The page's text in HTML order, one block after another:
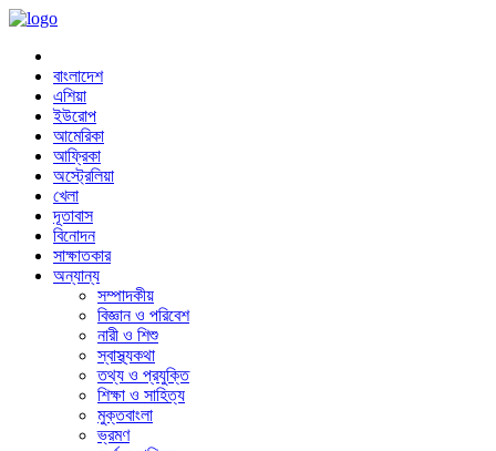
বাংলাদেশ
এশিয়া
ইউরোপ
আমেরিকা
আফ্রিকা
অস্ট্রেলিয়া
খেলা
দূতাবাস
বিনোদন
সাক্ষাতকার
অন্যান্য
সম্পাদকীয়
বিজ্ঞান ও পরিবেশ
নারী ও শিশু
স্বাস্থ্যকথা
তথ্য ও প্রযুক্তি
শিক্ষা ও সাহিত্য
মুক্তবাংলা
ভ্রমণ